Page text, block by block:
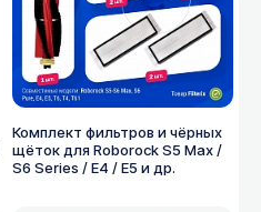
Комплект фильтров и чёрных
щёток для Roborock S5 Max /
S6 Series / E4 / E5 и др.